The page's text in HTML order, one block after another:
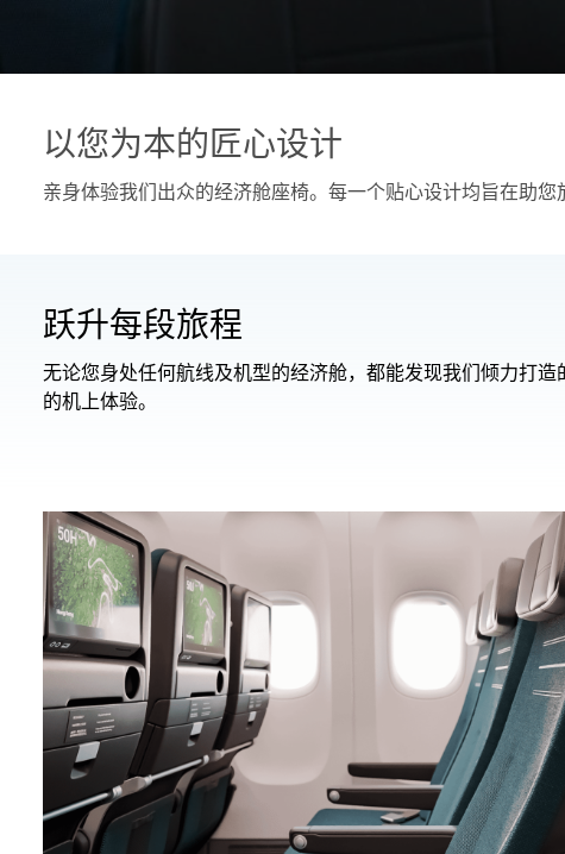
以您为本的匠心设计
亲身体验我们出众的经济舱座椅。每一个贴心设计均旨在助您
跃升每段旅程
无论您身处任何航线及机型的经济舱，都能发现我们倾力打造
的机上体验。